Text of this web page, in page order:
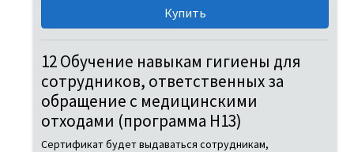
12 Обучение навыкам гигиены для
сотрудников, ответственных за
обращение с медицинскими
отходами (программа H13)
Сертификат будет выдаваться сотрудникам,